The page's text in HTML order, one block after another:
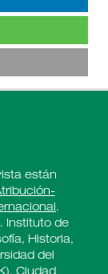
están
.
Instituto de
Historia,
del